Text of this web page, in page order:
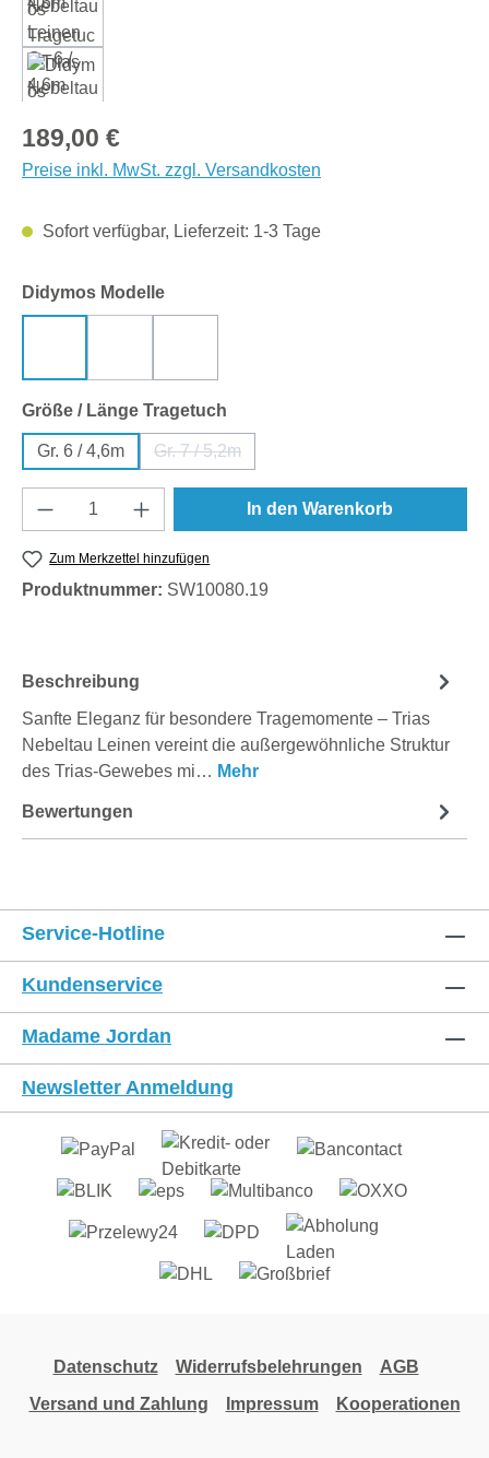
Regulärer Preis:
189,00 €
Preise inkl. MwSt. zzgl. Versandkosten
Sofort verfügbar, Lieferzeit: 1-3 Tage
Didymos Modelleauswählen
Größe / Länge Tragetuch
Gr. 6 / 4,6m Gr. 7 / 5,2m
(Diese Option ist zurzeit nicht verfügbar.)
Produkt Anzahl: Gib den gewünschten
In den Warenkorb
Zum Merkzettel hinzufügen
Produktnummer: SW10080.19
Beschreibung
Sanfte Eleganz für besondere Tragemomente – Trias
Nebeltau Leinen vereint die außergewöhnliche Struktur
des Trias-Gewebes mi… Mehr
Bewertungen
Service-Hotline
Kundenservice
Madame Jordan
Newsletter Anmeldung
Datenschutz Widerrufsbelehrungen
AGB
Versand und Zahlung
Impressum Kooperationen